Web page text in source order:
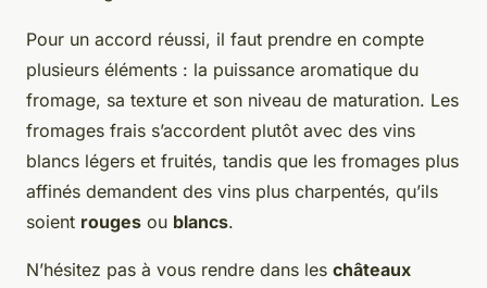
Pour un accord réussi, il faut prendre en compte
plusieurs éléments : la puissance aromatique du
fromage, sa texture et son niveau de maturation. Les
fromages frais s’accordent plutôt avec des vins
blancs légers et fruités, tandis que les fromages plus
affinés demandent des vins plus charpentés, qu’ils
soient rouges ou blancs.
N’hésitez pas à vous rendre dans les châteaux